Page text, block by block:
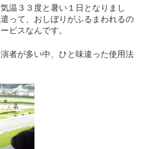
温３３度と暑い１日となりまし
って、おしぼりがふるまわれるの
ビスなんです。
者が多い中、ひと味違った使用法